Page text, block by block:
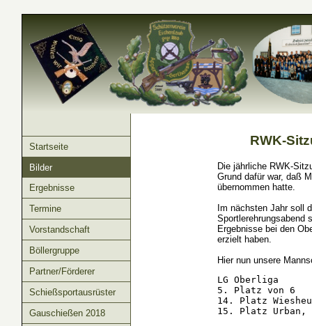
Startseite
Bilder
Ergebnisse
Termine
Vorstandschaft
Böllergruppe
Partner/Förderer
Schießsportausrüster
Gauschießen 2018
RWK-
Die jährliche RWK-
Grund dafür war, daß
übernommen hatte.
Im nächsten Jahr soll
Sportlerehrungsabend
Ergebnisse bei den
erzielt haben.
Hier nun unsere
LG Oberliga
5. Platz von 6
14. Platz
15. Platz Urban,